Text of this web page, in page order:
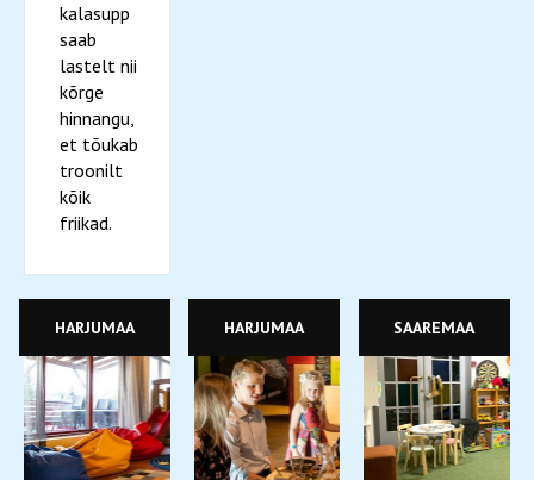
kalasupp
saab
lastelt nii
kõrge
hinnangu,
et tõukab
troonilt
kõik
friikad.
HARJUMAA HARJUMAA SAAREMAA